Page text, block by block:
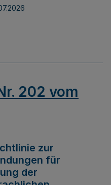
202 vom
zur
für
der